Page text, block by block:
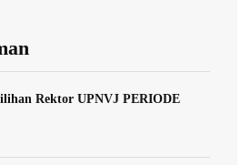
Rektor UPNVJ PERIODE